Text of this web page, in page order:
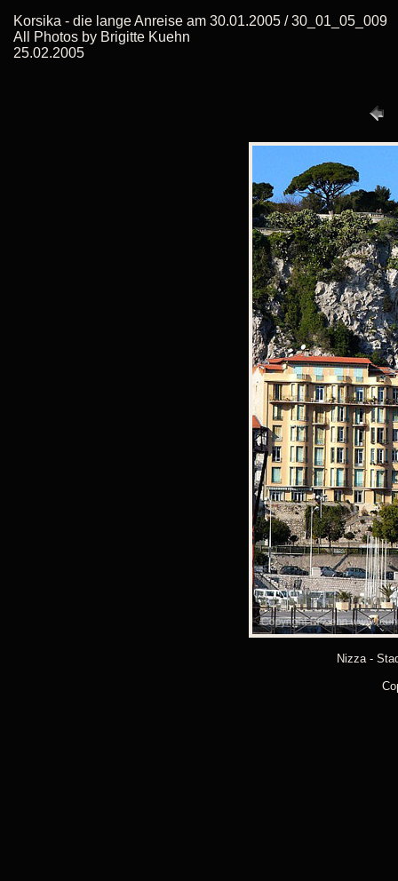
Korsika - die lange Anreise am 30.01.2005 / 30_01_05_009
All Photos by Brigitte Kuehn
25.02.2005
Nizza -